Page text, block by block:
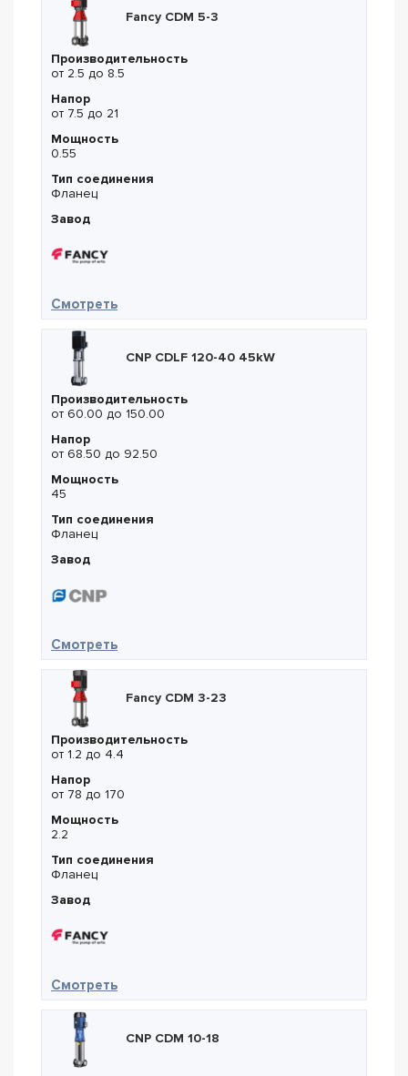
Fancy CDM 5-3
Производительность
от 2.5 до 8.5
Напор
от 7.5 до 21
Мощность
0.55
Тип соединения
Фланец
Завод
Смотреть— Fancy CDM 5-3
CNP CDLF 120-40 45kW
Производительность
от 60.00 до 150.00
Напор
от 68.50 до 92.50
Мощность
45
Тип соединения
Фланец
Завод
Смотреть— CNP CDLF 120-40 45kW
Fancy CDM 3-23
Производительность
от 1.2 до 4.4
Напор
от 78 до 170
Мощность
2.2
Тип соединения
Фланец
Завод
Смотреть— Fancy CDM 3-23
CNP CDM 10-18